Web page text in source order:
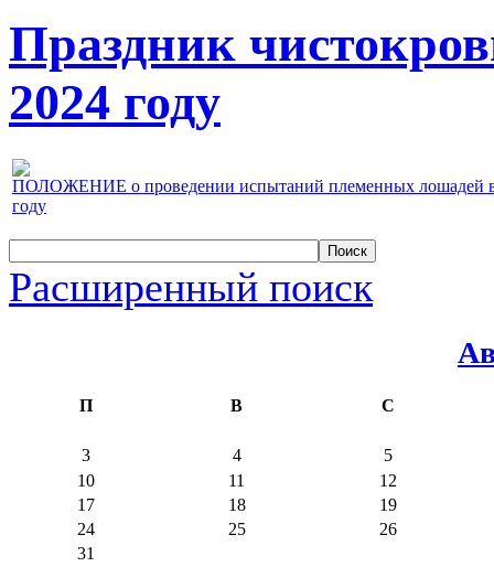
Праздник
2024 году
ПОЛОЖЕНИЕ о проведении испытаний племенных лошадей
году
Расширенный поиск
П В С
3 4
5
10
11
12
17
18
19
24
25
26
31